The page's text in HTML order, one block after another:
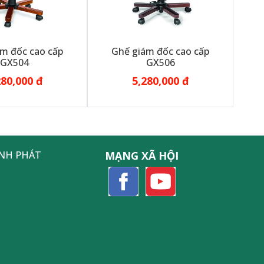
đốc cao cấp
GX504
đ
Ghế giám đốc cao cấp
GX506
5,280,000 đ
PHÁT MẠNG XÃ HỘI